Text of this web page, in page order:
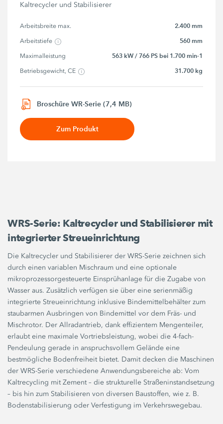
Kaltrecycler und Stabilisierer
Arbeitsbreite max. 2.400 mm
Arbeitstiefe 560 mm
Maximalleistung 563 kW / 766 PS bei 1.700 min-1
Betriebsgewicht, CE 31.700 kg
Broschüre WR-Serie (7,4 MB)
Zum Produkt
WRS-Serie: Kaltrecycler und Stabilisierer mit
integrierter Streueinrichtung
Die Kaltrecycler und Stabilisierer der WRS-Serie zeichnen sich
durch einen variablen Mischraum und eine optionale
mikroprozessorgesteuerte Einsprühanlage für die Zugabe von
Wasser aus. Zusätzlich verfügen sie über eine serienmäßig
integrierte Streueinrichtung inklusive Bindemittelbehälter zum
staubarmen Ausbringen von Bindemittel vor dem Fräs- und
Mischrotor. Der Allradantrieb, dank effizientem Mengenteiler,
erlaubt eine maximale Vortriebsleistung, wobei die 4-fach-
Pendeulung gerade in anspruchsvollem Gelände eine
bestmögliche Bodenfreiheit bietet. Damit decken die Maschinen
der WRS-Serie verschiedene Anwendungsbereiche ab: Vom
Kaltrecycling mit Zement – die strukturelle Straßeninstandsetzung
– bis hin zum Stabilisieren von diversen Baustoffen, wie z. B.
Bodenstabilisierung oder Verfestigung im Verkehrswegebau.